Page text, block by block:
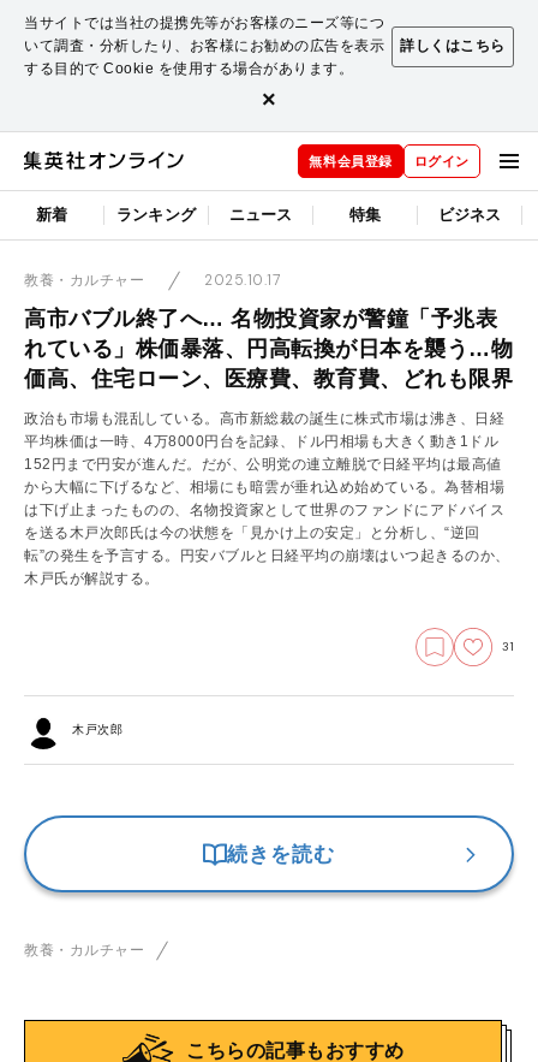
当サイトでは当社の提携先等がお客様のニーズ等につ
いて調査・分析したり、お客様にお勧めの広告を表示
する目的で Cookie を使用する場合があります。
詳しくはこちら
×
無料会員登録 ログイン
新着 ランキング ニュース 特集 ビジネス
教養・カルチャー 2025.10.17
高市バブル終了へ… 名物投資家が警鐘「予兆表
れている」株価暴落、円高転換が日本を襲う…物
価高、住宅ローン、医療費、教育費、どれも限界
政治も市場も混乱している。高市新総裁の誕生に株式市場は沸き、日経
平均株価は一時、4万8000円台を記録、ドル円相場も大きく動き1ドル
152円まで円安が進んだ。だが、公明党の連立離脱で日経平均は最高値
から大幅に下げるなど、相場にも暗雲が垂れ込め始めている。為替相場
は下げ止まったものの、名物投資家として世界のファンドにアドバイス
を送る木戸次郎氏は今の状態を「見かけ上の安定」と分析し、“逆回
転”の発生を予言する。円安バブルと日経平均の崩壊はいつ起きるのか、
木戸氏が解説する。
31
木戸次郎
続きを読む
教養・カルチャー
こちらの記事もおすすめ